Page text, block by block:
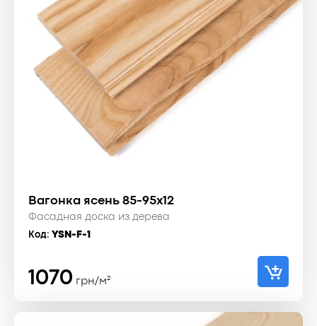
Вагонка ясень 85-95x12
Фасадная доска из дерева
Код: YSN-F-1
1070 грн/м²